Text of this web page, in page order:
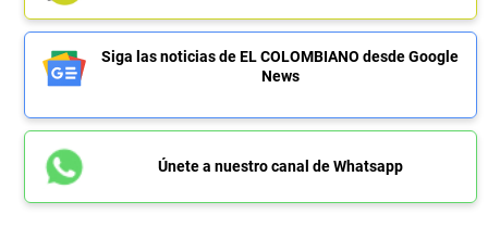
Siga las noticias de EL COLOMBIANO desde Google
News
Únete a nuestro canal de Whatsapp